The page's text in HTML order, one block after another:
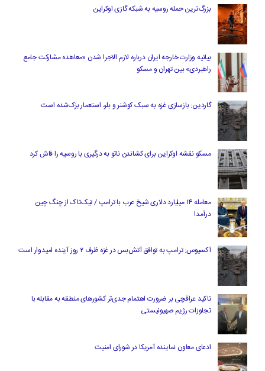
بزرگ‌ترین حمله روسیه به شبکه گازی اوکراین
بیانیه وزارت خارجه ایران درباره لازم‌ الاجرا شدن «معاهده مشارکت جامع
راهبردی» بین تهران و مسکو
گاردین: بازسازی غزه به سبک کوشنر و بلر، استعمار بزک‌شده است
مسکو نقشه اوکراین برای کشاندن ناتو به درگیری با روسیه را فاش کرد
معامله ۱۴ میلیارد دلاری شیخ عرب با ترامپ / تیک‌تاک از چنگ چین
درآمد!
آکسیوس: ترامپ به توافق آتش‌بس در غزه ظرف ۲ روز آینده امیدوار است
تاکید عراقچی بر ضرورت اهتمام جدی‌تر کشورهای منطقه به مقابله با
تجاوزات رژیم صهیونیستی
ادعای معاون نماینده آمریکا در شورای امنیت